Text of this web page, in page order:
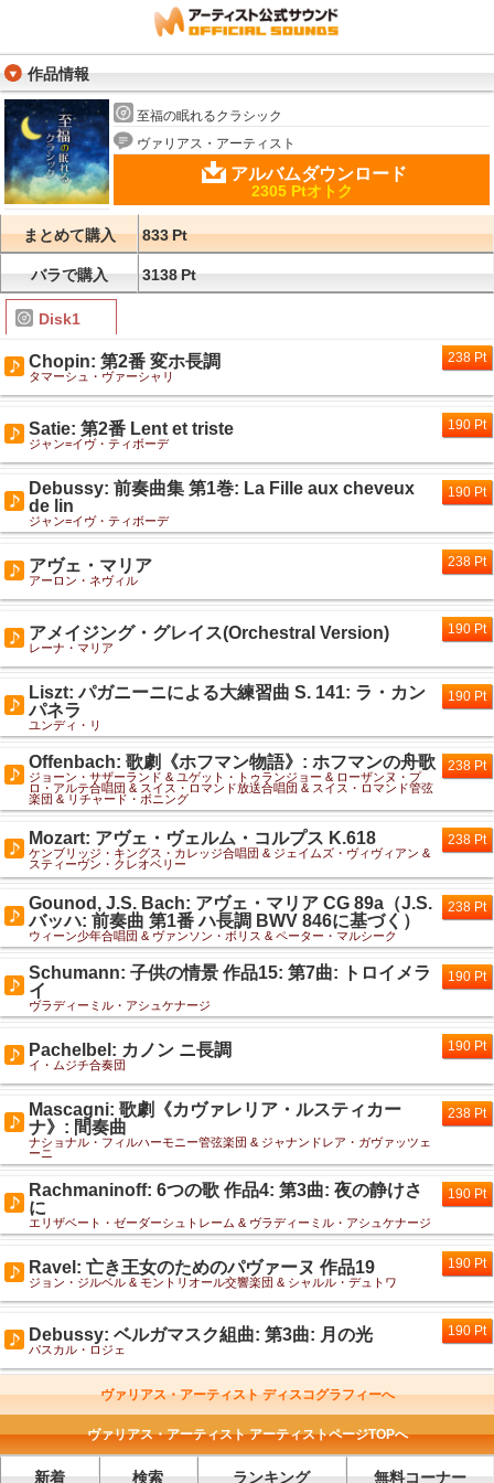
作品情報
至福の眠れるクラシック
ヴァリアス・アーティスト
アルバムダウンロード
2305 Ptオトク
まとめて購入 833Pt
バラで購入 3138Pt
Disk1
Chopin: 第2番 変ホ長調
タマーシュ・ヴァーシャリ
238 Pt
Satie: 第2番 Lent et triste
ジャン=イヴ・ティボーデ
190 Pt
Debussy: 前奏曲集 第1巻: La Fille aux cheveux
de lin
ジャン=イヴ・ティボーデ
190 Pt
アヴェ・マリア
アーロン・ネヴィル
238 Pt
アメイジング・グレイス(Orchestral Version)
レーナ・マリア
190 Pt
Liszt: パガニーニによる大練習曲 S. 141: ラ・カン
パネラ
ユンディ・リ
190 Pt
Offenbach: 歌劇《ホフマン物語》: ホフマンの舟歌
ジョーン・サザーランド & ユゲット・トゥランジョー & ローザンヌ・プ
ロ・アルテ合唱団 & スイス・ロマンド放送合唱団 & スイス・ロマンド管弦
楽団 & リチャード・ボニング
238 Pt
Mozart: アヴェ・ヴェルム・コルプス K.618
ケンブリッジ・キングス・カレッジ合唱団 & ジェイムズ・ヴィヴィアン &
スティーヴン・クレオベリー
238 Pt
Gounod, J.S. Bach: アヴェ・マリア CG 89a（J.S.
バッハ: 前奏曲 第1番 ハ長調 BWV 846に基づく）
ウィーン少年合唱団 & ヴァンソン・ボリス & ペーター・マルシーク
238 Pt
Schumann: 子供の情景 作品15: 第7曲: トロイメラ
イ
ヴラディーミル・アシュケナージ
190 Pt
Pachelbel: カノン ニ長調
イ・ムジチ合奏団
190 Pt
Mascagni: 歌劇《カヴァレリア・ルスティカー
ナ》: 間奏曲
ナショナル・フィルハーモニー管弦楽団 & ジャナンドレア・ガヴァッツェ
ーニ
238 Pt
Rachmaninoff: 6つの歌 作品4: 第3曲: 夜の静けさ
に
エリザベート・ゼーダーシュトレーム & ヴラディーミル・アシュケナージ
190 Pt
Ravel: 亡き王女のためのパヴァーヌ 作品19
ジョン・ジルベル & モントリオール交響楽団 & シャルル・デュトワ
190 Pt
Debussy: ベルガマスク組曲: 第3曲: 月の光
パスカル・ロジェ
190 Pt
ヴァリアス・アーティスト ディスコグラフィーへ
ヴァリアス・アーティスト アーティストページTOPへ
新着 検索 ランキング 無料コーナー